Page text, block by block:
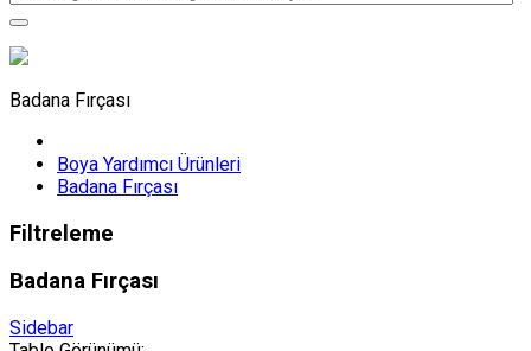
Badana Fırçası
Boya Yardımcı Ürünleri
Badana Fırçası
Filtreleme
Badana Fırçası
Sidebar